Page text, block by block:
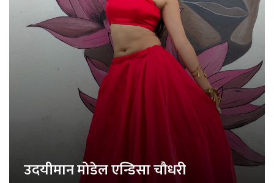
उदयीमान मोडेल एन्डिसा चौधरी